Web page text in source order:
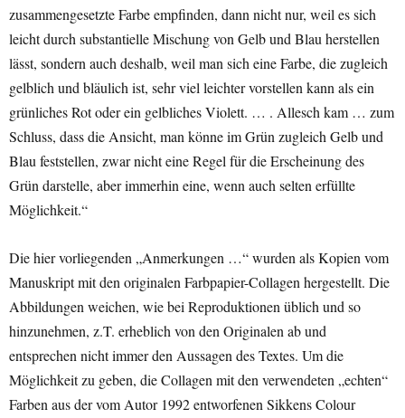
zusammengesetzte Farbe empfinden, dann nicht nur, weil es sich
leicht durch substantielle Mischung von Gelb und Blau herstellen
lässt, sondern auch deshalb, weil man sich eine Farbe, die zugleich
gelblich und bläulich ist, sehr viel leichter vorstellen kann als ein
grünliches Rot oder ein gelbliches Violett. … . Allesch kam … zum
Schluss, dass die Ansicht, man könne im Grün zugleich Gelb und
Blau feststellen, zwar nicht eine Regel für die Erscheinung des
Grün darstelle, aber immerhin eine, wenn auch selten erfüllte
Möglichkeit.“
Die hier vorliegenden „Anmerkungen …“ wurden als Kopien vom
Manuskript mit den originalen Farbpapier-Collagen hergestellt. Die
Abbildungen weichen, wie bei Reproduktionen üblich und so
hinzunehmen, z.T. erheblich von den Originalen ab und
entsprechen nicht immer den Aussagen des Textes. Um die
Möglichkeit zu geben, die Collagen mit den verwendeten „echten“
Farben aus der vom Autor 1992 entworfenen Sikkens Colour